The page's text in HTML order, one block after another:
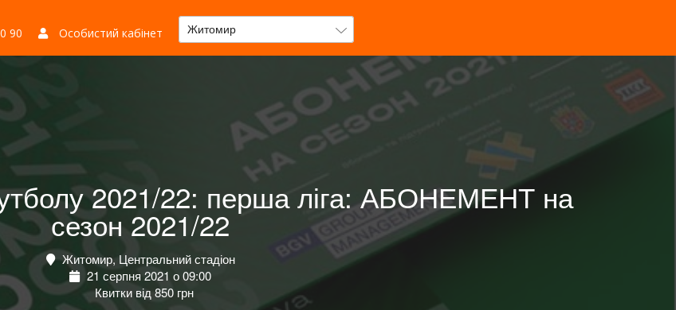
90 Особистий кабінет Житомир
2021/22: перша ліга: АБОНЕМЕНТ на
сезон 2021/22
Житомир, Центральний стадіон
21 серпня 2021 о 09:00
Квитки від 850 грн